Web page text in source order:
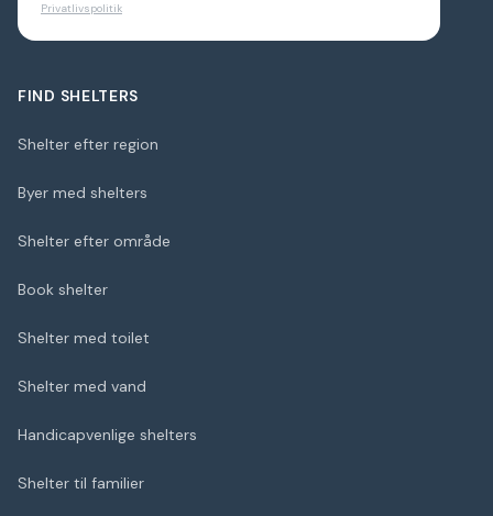
Privatlivspolitik
FIND SHELTERS
Shelter efter region
Byer med shelters
Shelter efter område
Book shelter
Shelter med toilet
Shelter med vand
Handicapvenlige shelters
Shelter til familier